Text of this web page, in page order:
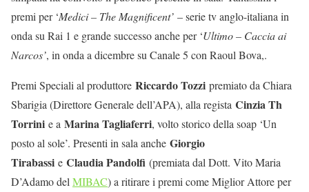
premi per ‘Medici – The Magnificent’ – serie tv anglo-italiana in
onda su Rai 1 e grande successo anche per ‘Ultimo – Caccia ai
Narcos’, in onda a dicembre su Canale 5 con Raoul Bova,.
Premi Speciali al produttore Riccardo Tozzi premiato da Chiara
Sbarigia (Direttore Generale dell’APA), alla regista Cinzia Th
Torrini e a Marina Tagliaferri, volto storico della soap ‘Un
posto al sole’. Presenti in sala anche Giorgio
Tirabassi e Claudia Pandolfi (premiata dal Dott. Vito Maria
D’Adamo del MIBAC) a ritirare i premi come Miglior Attore per